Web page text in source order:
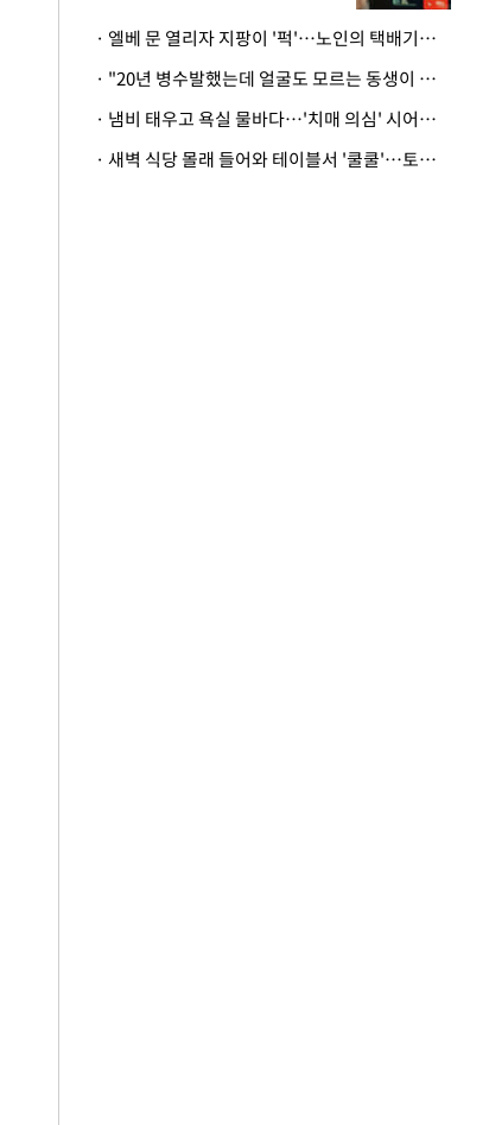
· 엘베 문 열리자 지팡이 '퍽'…노인의 택배기사 폭행 이유
· "20년 병수발했는데 얼굴도 모르는 동생이 유산 절반을"…배다른 형제 상속권 있을까
· 냄비 태우고 욕실 물바다…'치매 의심' 시어머니 검사 권유했다가 '날벼락'
· 새벽 식당 몰래 들어와 테이블서 '쿨쿨'…토사물 남기고 사라진 남성